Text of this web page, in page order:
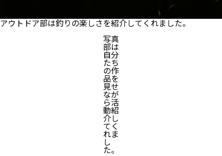
アウトドア部は釣りの楽しさを紹介してくれました。
写真
部は
自分
たち
の作
品を
見せ
なが
ら活
動紹
介し
てく
れま
し
た。